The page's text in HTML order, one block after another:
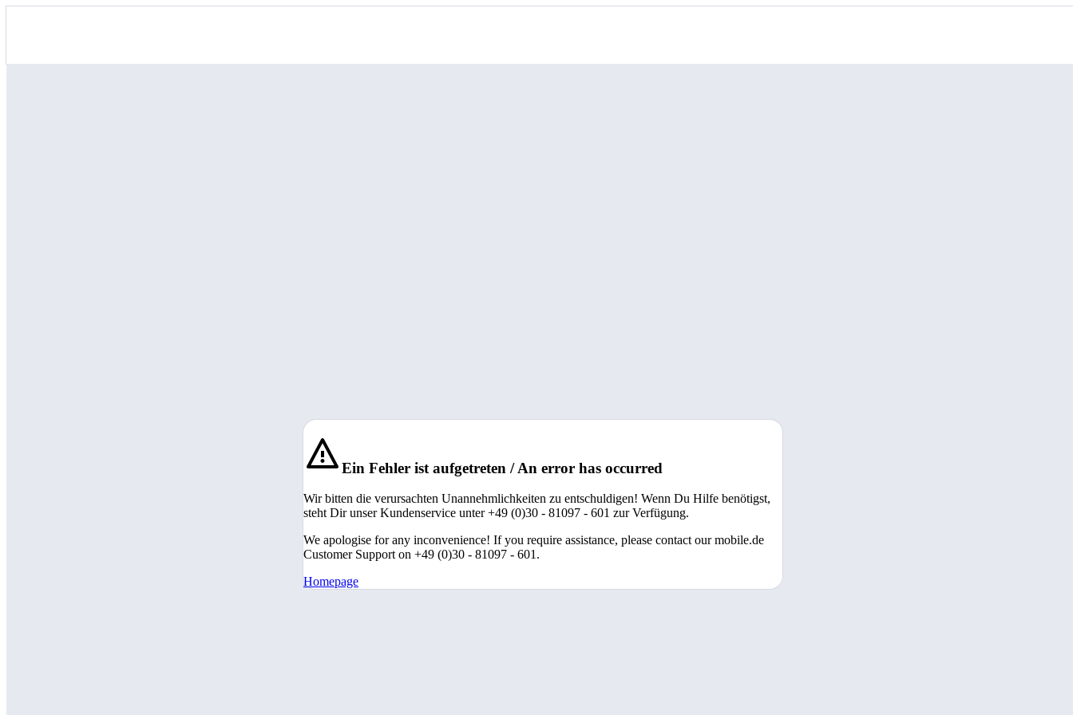
Ein Fehler ist aufgetreten / An error has occurred
Wir bitten die verursachten Unannehmlichkeiten zu entschuldigen! Wenn Du Hilfe benötigst,
steht Dir unser Kundenservice unter +49 (0)30 - 81097 - 601 zur Verfügung.
We apologise for any inconvenience! If you require assistance, please contact our mobile.de
Customer Support on +49 (0)30 - 81097 - 601.
Homepage